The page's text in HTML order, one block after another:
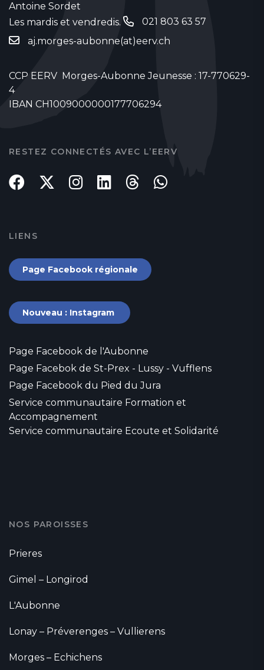
Antoine Sordet
Les mardis et vendredis.
021 803 63 57
aj.morges-aubonne(at)eerv.ch
CCP EERV Morges-Aubonne Jeunesse : 17-770629-
4
IBAN CH1009000000177706294
RESTEZ CONNECTÉS AVEC L’EERV
LIENS
Page Facebook régionale
Nouveau : Instagram
Page Facebook de l'Aubonne
Page Facebok de St-Prex - Lussy - Vufflens
Page Facebook du Pied du Jura
Service communautaire Formation et
Accompagnement
Service communautaire Ecoute et Solidarité
NOS PAROISSES
Prieres
Gimel – Longirod
L'Aubonne
Lonay – Préverenges – Vullierens
Morges – Echichens